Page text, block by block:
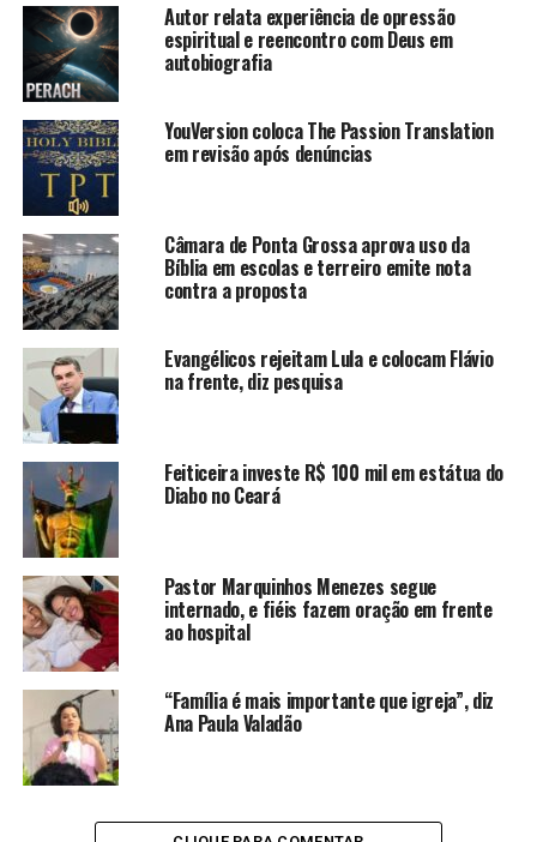
Autor relata experiência de opressão
espiritual e reencontro com Deus em
autobiografia
YouVersion coloca The Passion Translation
em revisão após denúncias
Câmara de Ponta Grossa aprova uso da
Bíblia em escolas e terreiro emite nota
contra a proposta
Evangélicos rejeitam Lula e colocam Flávio
na frente, diz pesquisa
Feiticeira investe R$ 100 mil em estátua do
Diabo no Ceará
Pastor Marquinhos Menezes segue
internado, e fiéis fazem oração em frente
ao hospital
“Família é mais importante que igreja”, diz
Ana Paula Valadão